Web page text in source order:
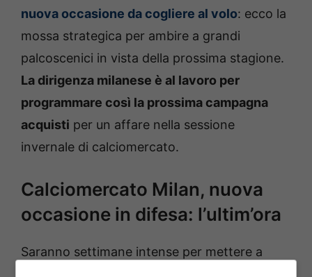
nuova occasione da cogliere al volo: ecco la
mossa strategica per ambire a grandi
palcoscenici in vista della prossima stagione.
La dirigenza milanese è al lavoro per
programmare così la prossima campagna
acquisti per un affare nella sessione
invernale di calciomercato.
Calciomercato Milan, nuova
occasione in difesa: l’ultim’ora
Saranno settimane intense per mettere a